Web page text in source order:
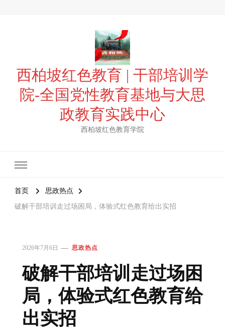
西柏坡红色教育 | 干部培训学
院-全国党性教育基地与大思
政教育实践中心
西柏坡红色教育学院
首页 思政热点
破解干部培训走过场困局，体验式红色教育给出实招
2026年7月6日 思政热点
破解干部培训走过场困
局，体验式红色教育给
出实招